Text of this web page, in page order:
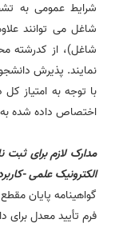
شرایط عمومی به
شاغل می توانند
شاغل)، از کدرشته
نمایند. پذیرش
با توجه به امتیاز
اختصاص داده شده
مدارک لازم برای ثبت
الکترونیکعلمی -
گواهینامه پایان
فرم تأیید معدل برای